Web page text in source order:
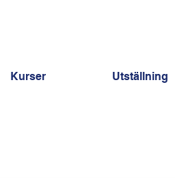
Kurser Utställning